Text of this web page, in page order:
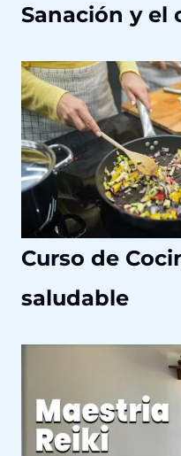
o
í
s
t
i
c
a
Sanación y el
Curso de
saludable